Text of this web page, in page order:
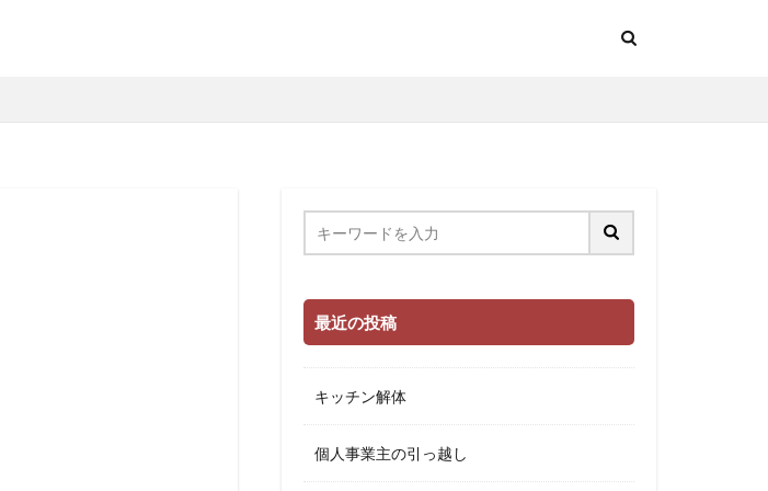
最近の投稿
キッチン解体
個人事業主の引っ越し